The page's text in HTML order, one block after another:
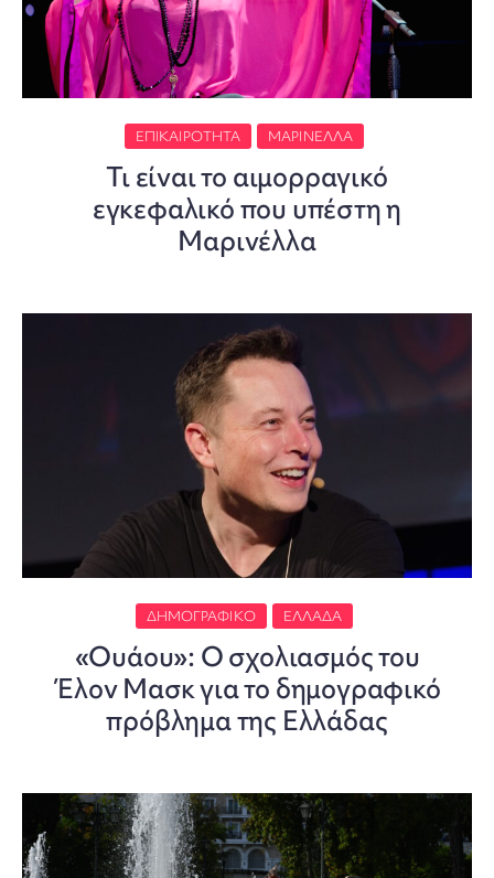
ΕΠΙΚΑΙΡΌΤΗΤΑ ΜΑΡΙΝΈΛΛΑ
Τι είναι το αιμορραγικό
εγκεφαλικό που υπέστη η
Μαρινέλλα
ΔΗΜΟΓΡΑΦΙΚΌ ΕΛΛΆΔΑ
«Ουάου»: Ο σχολιασμός του
Έλον Μασκ για το δημογραφικό
πρόβλημα της Ελλάδας